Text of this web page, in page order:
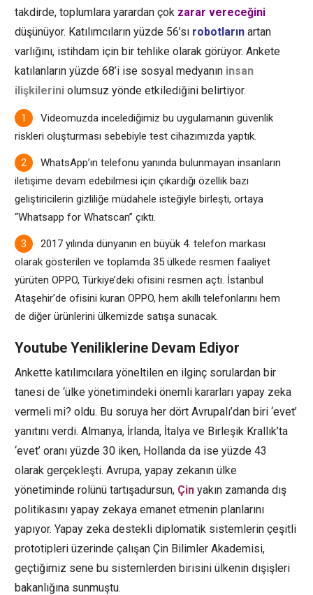
takdirde, toplumlara yarardan çok zarar vereceğini
düşünüyor. Katılımcıların yüzde 56’sı robotların artan
varlığını, istihdam için bir tehlike olarak görüyor. Ankete
katılanların yüzde 68’i ise sosyal medyanın insan
ilişkilerini olumsuz yönde etkilediğini belirtiyor.
Videomuzda incelediğimiz bu uygulamanın güvenlik
riskleri oluşturması sebebiyle test cihazımızda yaptık.
WhatsApp’ın telefonu yanında bulunmayan insanların
iletişime devam edebilmesi için çıkardığı özellik bazı
geliştiricilerin gizliliğe müdahele isteğiyle birleşti, ortaya
“Whatsapp for Whatscan” çıktı.
2017 yılında dünyanın en büyük 4. telefon markası
olarak gösterilen ve toplamda 35 ülkede resmen faaliyet
yürüten OPPO, Türkiye’deki ofisini resmen açtı. İstanbul
Ataşehir’de ofisini kuran OPPO, hem akıllı telefonlarını hem
de diğer ürünlerini ülkemizde satışa sunacak.
Youtube Yeniliklerine Devam Ediyor
Ankette katılımcılara yöneltilen en ilginç sorulardan bir
tanesi de ‘ülke yönetimindeki önemli kararları yapay zeka
vermeli mi? oldu. Bu soruya her dört Avrupalı’dan biri ‘evet’
yanıtını verdi. Almanya, İrlanda, İtalya ve Birleşik Krallık’ta
‘evet’ oranı yüzde 30 iken, Hollanda da ise yüzde 43
olarak gerçekleşti. Avrupa, yapay zekanın ülke
yönetiminde rolünü tartışadursun, Çin yakın zamanda dış
politikasını yapay zekaya emanet etmenin planlarını
yapıyor. Yapay zeka destekli diplomatik sistemlerin çeşitli
prototipleri üzerinde çalışan Çin Bilimler Akademisi,
geçtiğimiz sene bu sistemlerden birisini ülkenin dışişleri
bakanlığına sunmuştu.